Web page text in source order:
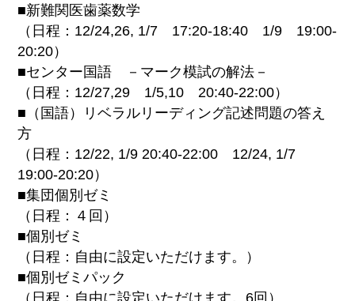
■新難関医歯薬数学
（日程：12/24,26, 1/7 17:20-18:40 1/9 19:00-
20:20）
■センター国語 －マーク模試の解法－
（日程：12/27,29 1/5,10 20:40-22:00）
■（国語）リベラルリーディング記述問題の答え
方
（日程：12/22, 1/9 20:40-22:00 12/24, 1/7
19:00-20:20）
■集団個別ゼミ
（日程：４回）
■個別ゼミ
（日程：自由に設定いただけます。）
■個別ゼミパック
（日程：自由に設定いただけます。6回）